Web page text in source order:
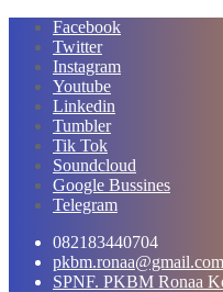
Skip
content
Facebook
Twitter
Instagram
Youtube
Linkedin
Tumbler
Tik Tok
Soundcloud
Google Bussines
Telegram
082183440704
pkbm.ronaa@gmail.com
SPNF. PKBM Ronaa